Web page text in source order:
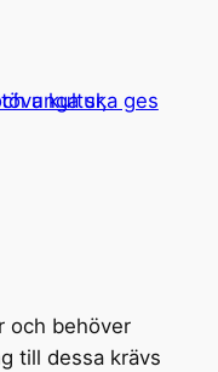
och behöver
till dessa krävs